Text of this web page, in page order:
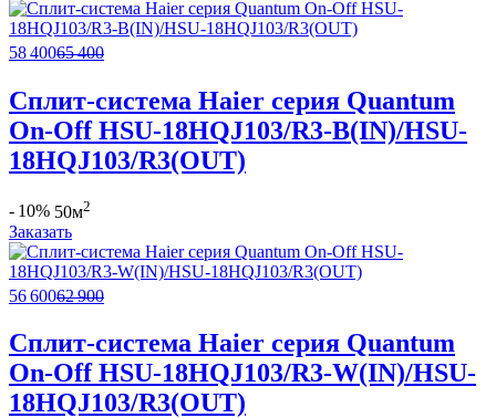
58 40065 400
Сплит-система Haier серия Quantum
On-Off HSU-18HQJ103/R3-B(IN)/HSU-
18HQJ103/R3(OUT)
- 10% 50м2
Заказать
56 60062 900
Сплит-система Haier серия Quantum
On-Off HSU-18HQJ103/R3-W(IN)/HSU-
18HQJ103/R3(OUT)